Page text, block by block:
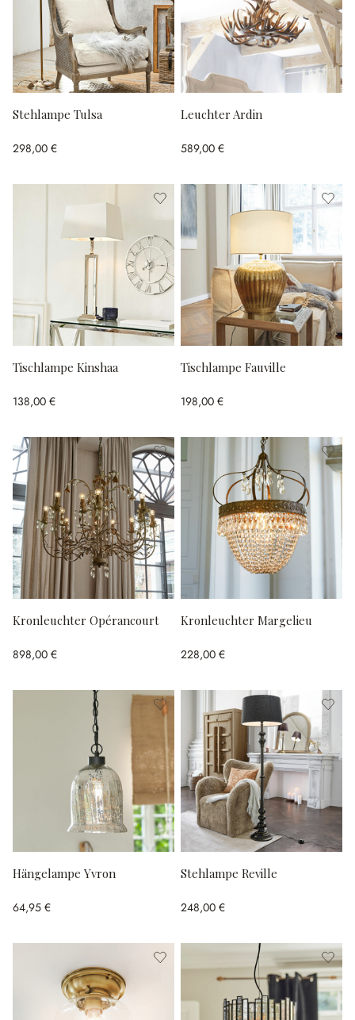
Stehlampe Tulsa
298,00 €
Leuchter Ardin
589,00 €
Tischlampe Kinshaa
138,00 €
Tischlampe Fauville
198,00 €
Kronleuchter Opérancourt
898,00 €
Kronleuchter Margelieu
228,00 €
Hängelampe Yvron
64,95 €
Stehlampe Reville
248,00 €